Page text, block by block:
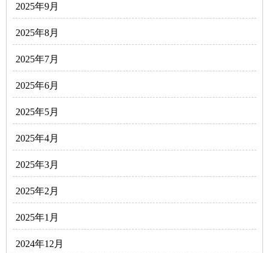
2025年9月
2025年8月
2025年7月
2025年6月
2025年5月
2025年4月
2025年3月
2025年2月
2025年1月
2024年12月